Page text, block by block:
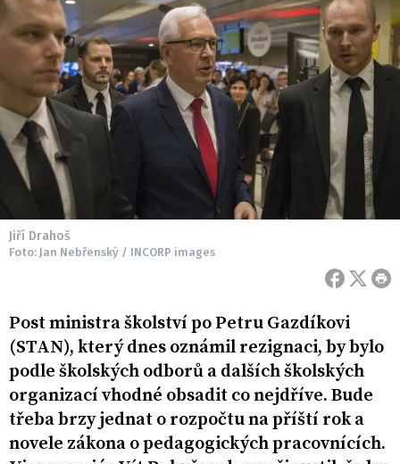
Jiří Drahoš
Foto: Jan Nebřenský / INCORP images
Post ministra školství po Petru Gazdíkovi
(STAN), který dnes oznámil rezignaci, by bylo
podle školských odborů a dalších školských
organizací vhodné obsadit co nejdříve. Bude
třeba brzy jednat o rozpočtu na příští rok a
novele zákona o pedagogických pracovnících.